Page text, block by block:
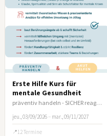
Erste Hilfe Kurs für
mentale Gesundheit
präventiv handeln - SICHER reagieren
jeu., 03/09/2026 – mar., 09/11/2027
12 Termine